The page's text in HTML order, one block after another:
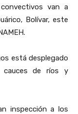
van a
Bolívar, este
está desplegado
de ríos y
inspección a los